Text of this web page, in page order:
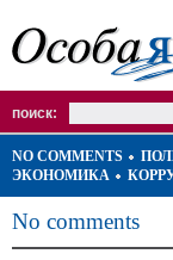
поиск:
NO COMMENTS
ЭКОНОМИКА
No comments